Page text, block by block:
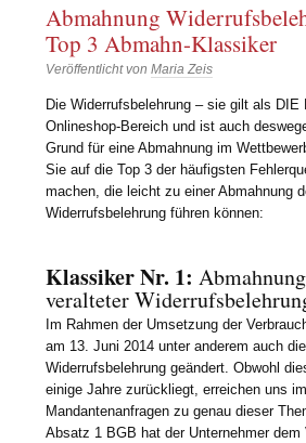
Abmahnung
Top 3 Abmahn-Klassiker
Veröffentlicht vonMaria Zeis
Die Widerrufsbelehrung – sie gilt als DIE
Onlineshop-Bereich und ist auch
Grund für eine Abmahnung im
Sie auf die Top 3 der häufigsten
machen, die leicht zu einer Abmahnung
Widerrufsbelehrung führen können:
Klassiker Nr. 1:
veralteter
Im Rahmen der Umsetzung der
am 13. Juni 2014 unter anderem auch
Widerrufsbelehrung geändert. Obwohl
einige Jahre zurückliegt, erreichen uns
Mandantenanfragen zu genau dieser
Absatz 1 BGB hat der Unternehmer dem